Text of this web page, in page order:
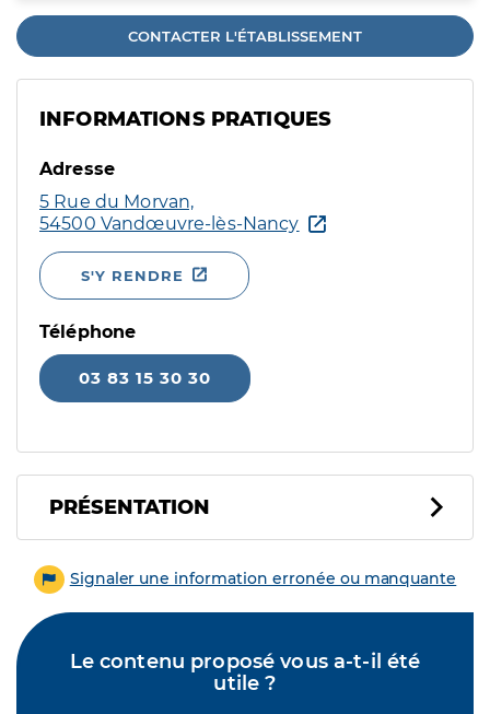
CONTACTER L'ÉTABLISSEMENT
INFORMATIONS PRATIQUES
Adresse
5 Rue du Morvan,
54500 Vandœuvre-lès-Nancy
S'Y RENDRE
Téléphone
03 83 15 30 30
PRÉSENTATION
Signaler une information erronée ou manquante
Le contenu proposé vous a-t-il été
utile ?